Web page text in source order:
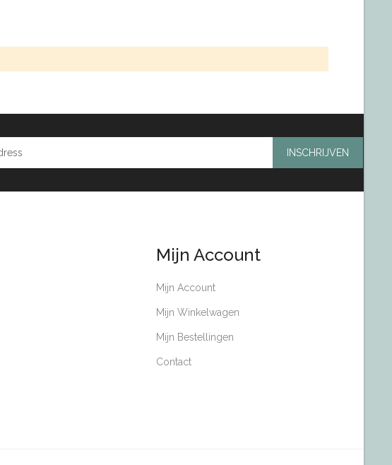
INSCHRIJVEN
Mijn Account
Mijn Account
Mijn Winkelwagen
Mijn Bestellingen
Contact